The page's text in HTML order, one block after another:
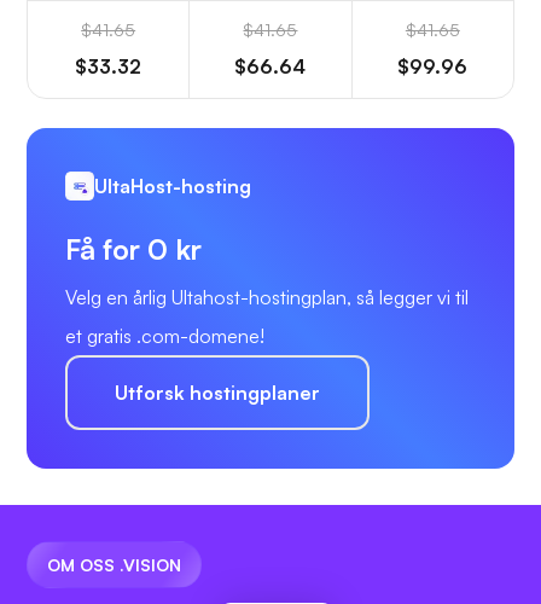
$41.65
$33.32
$41.65
$66.64
$41.65
$99.96
UltaHost-hosting
Få for 0 kr
Velg en årlig Ultahost-hostingplan, så legger vi til
et gratis .com-domene!
Utforsk hostingplaner
OM OSS .VISION